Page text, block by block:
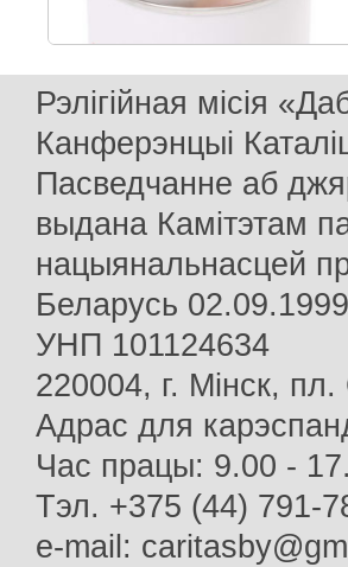
Рэлігійная місія
Канферэнцыі
Пасведчанне аб
выдана Камітэтам па
нацыянальнасцей
Беларусь 02.09.1999
УНП 101124634
220004, г. Мінск,
Адрас для
Час працы: 9.00 -
Тэл. +375 (44) 791-
e-mail: